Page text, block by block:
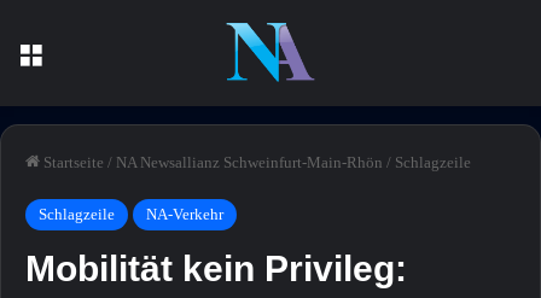
Startseite / NA Newsallianz Schweinfurt-Main-Rhön / Schlagzeile
Schlagzeile NA-Verkehr
Mobilität kein Privileg: